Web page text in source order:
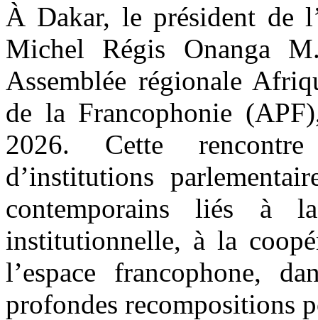
À Dakar, le président de
Michel Régis Onanga
Assemblée régionale
de la Francophonie
2026. Cette
d’institutions
contemporains liés à
institutionnelle, à la
l’espace francophone,
profondes recompositions